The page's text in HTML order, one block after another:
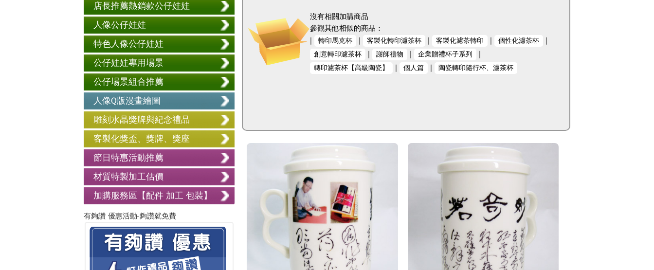
店長推薦熱銷款公仔娃娃
人像公仔娃娃
特色人像公仔娃娃
公仔娃娃專用場景
公仔場景組合推薦
人像Q版漫畫繪圖
雕刻水晶獎牌與紀念禮品
客製化獎盃、獎牌、獎座
節日特惠活動推薦
材質特製加工估價
加購服務區【配件 加工 包裝】
有夠讚 優惠活動-夠讚就免費